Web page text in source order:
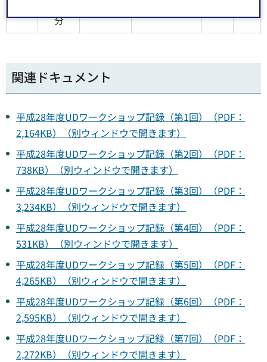
分
関連ドキュメント
平成28年度UDワークショップ記録（第1回）（PDF：
2,164KB）（別ウィンドウで開きます）
平成28年度UDワークショップ記録（第2回）（PDF：
738KB）（別ウィンドウで開きます）
平成28年度UDワークショップ記録（第3回）（PDF：
3,234KB）（別ウィンドウで開きます）
平成28年度UDワークショップ記録（第4回）（PDF：
531KB）（別ウィンドウで開きます）
平成28年度UDワークショップ記録（第5回）（PDF：
4,265KB）（別ウィンドウで開きます）
平成28年度UDワークショップ記録（第6回）（PDF：
2,595KB）（別ウィンドウで開きます）
平成28年度UDワークショップ記録（第7回）（PDF：
2,272KB）（別ウィンドウで開きます）